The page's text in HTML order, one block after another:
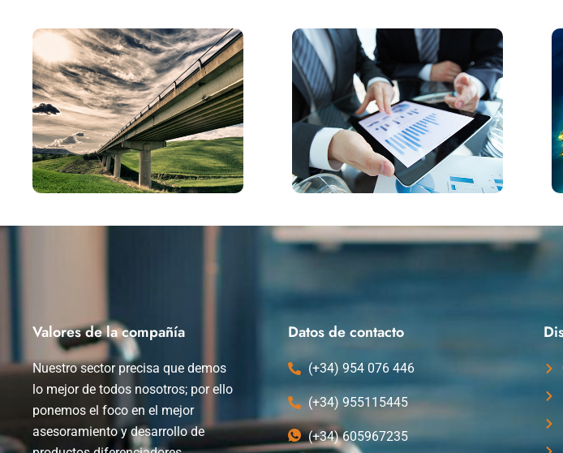
Valores de la compañía
Nuestro sector precisa que demos
lo mejor de todos nosotros; por ello
ponemos el foco en el mejor
asesoramiento y desarrollo de
Datos de contacto
(+34) 954 076 446
(+34) 955115445
(+34) 605967235